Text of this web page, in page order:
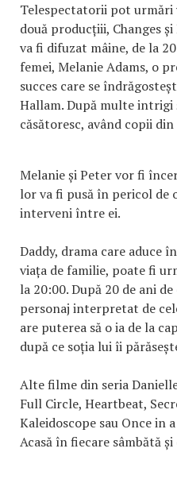
Telespectatorii pot urmări
două producțiii, Changes
va fi difuzat mâine, de la
femei, Melanie Adams, o
succes care se
Hallam. După multe intrigi
căsătoresc, având copii
Melanie și Peter vor fi
lor va fi pusă în pericol de
interveni între ei.
Daddy, drama care aduce
viața de familie, poate fi
la 20:00. După 20 de ani
personaj interpretat de
are puterea să o ia de la
după ce soția lui îi
Alte filme din seria
Full Circle, Heartbeat,
Kaleidoscope sau Once in
Acasă în fiecare sâmbătă